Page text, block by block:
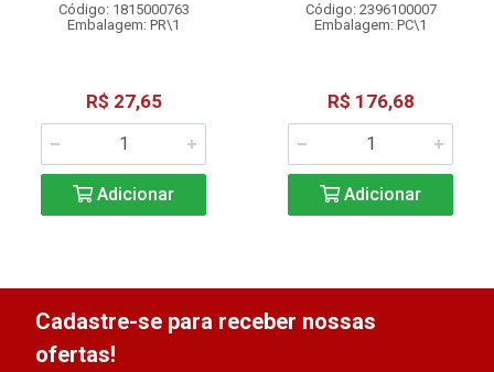
Código: 1815000763
Embalagem: PR\1
R$ 27,65
Adicionar
Código: 2396100007
Embalagem: PC\1
R$ 176,68
Adicionar
Cadastre-se para receber nossas
ofertas!